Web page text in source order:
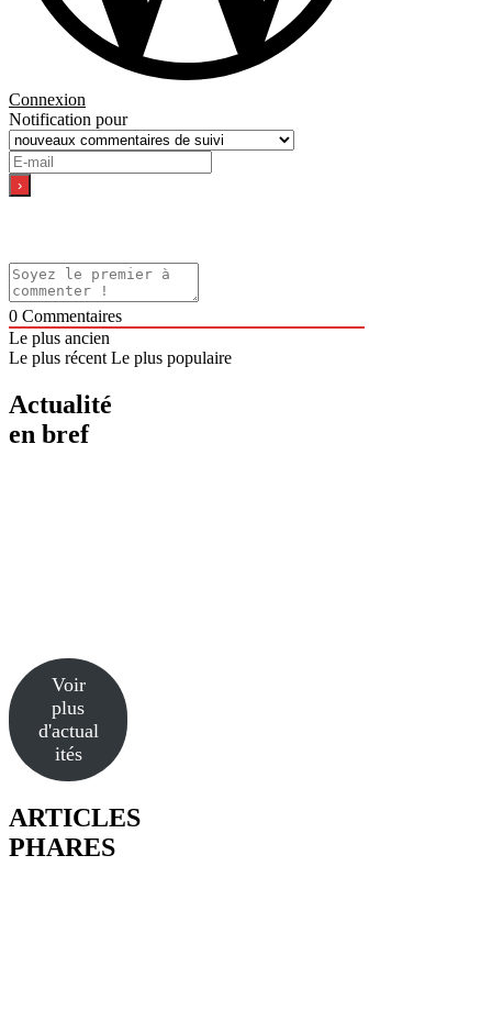
Connexion
Notification pour
0 Commentaires
Le plus ancien
Le plus récent Le plus populaire
Actualité
en bref
Voir
plus
d'actual
ités
ARTICLES
PHARES